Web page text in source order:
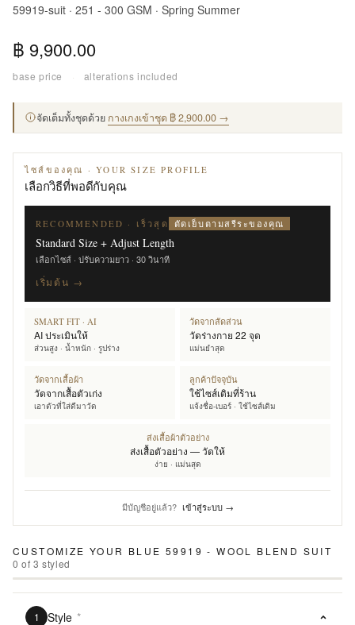
59919-suit · 251 - 300 GSM · Spring Summer
฿ 9,900.00
base price · alterations included
จัดเต็มทั้งชุดด้วย กางเกงเข้าชุด ฿ 2,900.00 →
ไซส์ของคุณ · YOUR SIZE PROFILE
เลือกวิธีที่พอดีกับคุณ
RECOMMENDED · เร็วสุด ตัดเย็บตามสรีระของคุณ
Standard Size + Adjust Length
เลือกไซส์ · ปรับความยาว · 30 วินาที
เริ่มต้น →
SMART FIT · AI
AI ประเมินให้
ส่วนสูง · น้ำหนัก · รูปร่าง
วัดจากสัดส่วน
วัดร่างกาย 22 จุด
แม่นยำสุด
วัดจากเสื้อผ้า
วัดจากเสื้อตัวเก่ง
เอาตัวที่ใส่ดีมาวัด
ลูกค้าปัจจุบัน
ใช้ไซส์เดิมที่ร้าน
แจ้งชื่อ-เบอร์ · ใช้ไซส์เดิม
ส่งเสื้อผ้าตัวอย่าง
ส่งเสื้อตัวอย่าง — วัดให้
ง่าย · แม่นสุด
มีบัญชีอยู่แล้ว? เข้าสู่ระบบ →
CUSTOMIZE YOUR BLUE 59919 - WOOL BLEND SUIT
0 of3 styled
1 Style *